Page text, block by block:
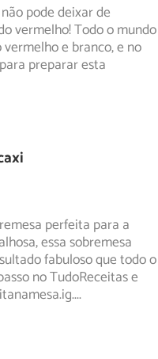
pode deixar de
vermelho! Todo o mundo
e branco, e no
preparar esta
perfeita para a
essa sobremesa
fabuloso que todo o
no TudoReceitas e
...